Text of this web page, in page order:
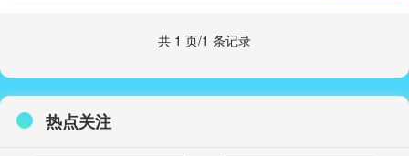
共 1 页/1 条记录
热点关注